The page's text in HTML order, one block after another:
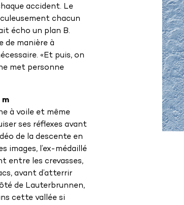
accident. Le
chacun
écho un plan B.
de manière à
«Et puis, on
met personne
m
à voile et même
ses réflexes avant
de la descente en
images, l’ex-médaillé
entre les crevasses,
avant d’atterrir
de Lauterbrunnen,
cette vallée si